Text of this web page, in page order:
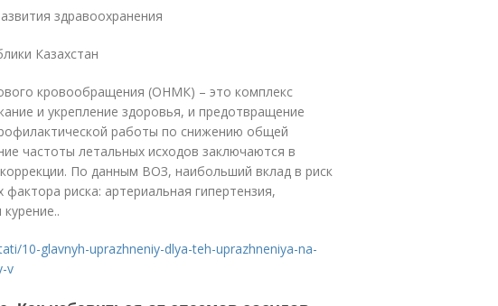
здравоохранения
Казахстан
кровообращения (ОНМК) – это комплекс
и укрепление здоровья, и предотвращение
работы по снижению общей
частоты летальных исходов заключаются в
По данным ВОЗ, наибольший вклад в риск
риска: артериальная гипертензия,
10-glavnyh-uprazhneniy-dlya-teh-uprazhneniya-na-
v